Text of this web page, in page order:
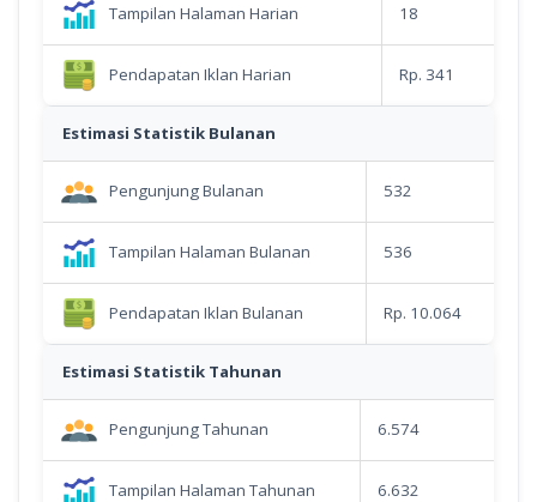
Tampilan Halaman Harian 18
Pendapatan Iklan Harian Rp. 341
Estimasi Statistik Bulanan
Pengunjung Bulanan 532
Tampilan Halaman Bulanan 536
Pendapatan Iklan Bulanan Rp. 10.064
Estimasi Statistik Tahunan
Pengunjung Tahunan 6.574
Tampilan Halaman Tahunan 6.632